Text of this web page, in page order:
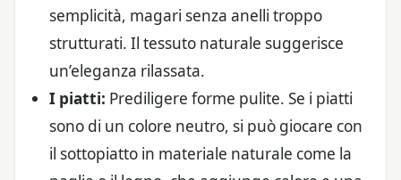
semplicità, magari senza anelli troppo
strutturati. Il tessuto naturale suggerisce
un’eleganza rilassata.
I piatti: Prediligere forme pulite. Se i piatti
sono di un colore neutro, si può giocare con
il sottopiatto in materiale naturale come la